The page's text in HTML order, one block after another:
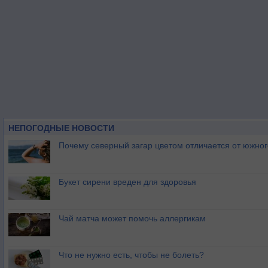
НЕПОГОДНЫЕ НОВОСТИ
Почему северный загар цветом отличается от
Букет сирени вреден для здоровья
Чай матча может помочь аллергикам
Что не нужно есть, чтобы не болеть?